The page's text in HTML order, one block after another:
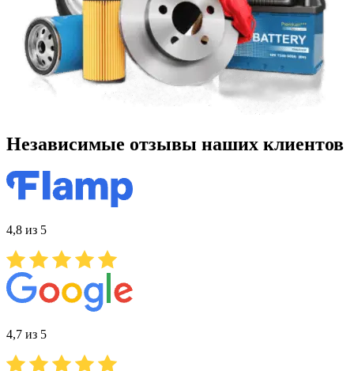
Независимые отзывы наших клиентов
4,8 из 5
4,7 из 5